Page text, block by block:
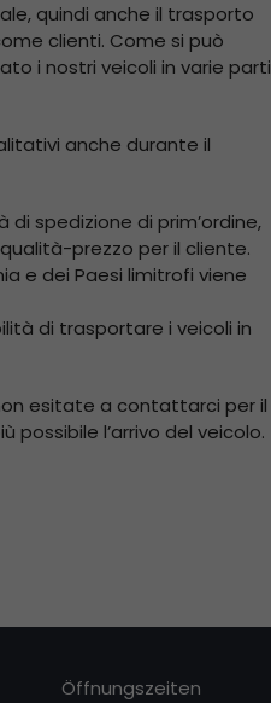
quindi anche il trasporto
clienti. Come si può
i nostri veicoli in varie parti
anche durante il
spedizione di prim’ordine,
prezzo per il cliente.
e dei Paesi limitrofi viene
di trasportare i veicoli in
esitate a contattarci per il
l’arrivo del veicolo.
Öffnungszeiten